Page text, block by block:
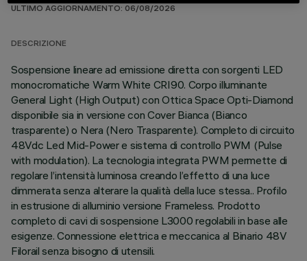
ULTIMO AGGIORNAMENTO: 06/08/2026
DESCRIZIONE
Sospensione lineare ad emissione diretta con sorgenti LED
monocromatiche Warm White CRI90. Corpo illuminante
General Light (High Output) con Ottica Space Opti-Diamond
disponibile sia in versione con Cover Bianca (Bianco
trasparente) o Nera (Nero Trasparente). Completo di circuito
48Vdc Led Mid-Power e sistema di controllo PWM (Pulse
with modulation). La tecnologia integrata PWM permette di
regolare l’intensità luminosa creando l’effetto di una luce
dimmerata senza alterare la qualità della luce stessa.. Profilo
in estrusione di alluminio versione Frameless. Prodotto
completo di cavi di sospensione L3000 regolabili in base alle
esigenze. Connessione elettrica e meccanica al Binario 48V
Filorail senza bisogno di utensili.